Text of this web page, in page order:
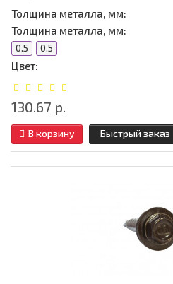
Толщина металла, мм:
Толщина металла, мм:
0.5 0.5
Цвет:
130.67 р.
В корзину Быстрый заказ